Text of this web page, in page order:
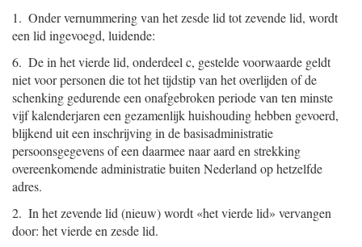
1. Onder vernummering van het zesde lid tot zevende lid, wordt
een lid ingevoegd, luidende:
6. De in het vierde lid, onderdeel c, gestelde voorwaarde geldt
niet voor personen die tot het tijdstip van het overlijden of de
schenking gedurende een onafgebroken periode van ten minste
vijf kalenderjaren een gezamenlijk huishouding hebben gevoerd,
blijkend uit een inschrijving in de basisadministratie
persoonsgegevens of een daarmee naar aard en strekking
overeenkomende administratie buiten Nederland op hetzelfde
adres.
2. In het zevende lid (nieuw) wordt «het vierde lid» vervangen
door: het vierde en zesde lid.